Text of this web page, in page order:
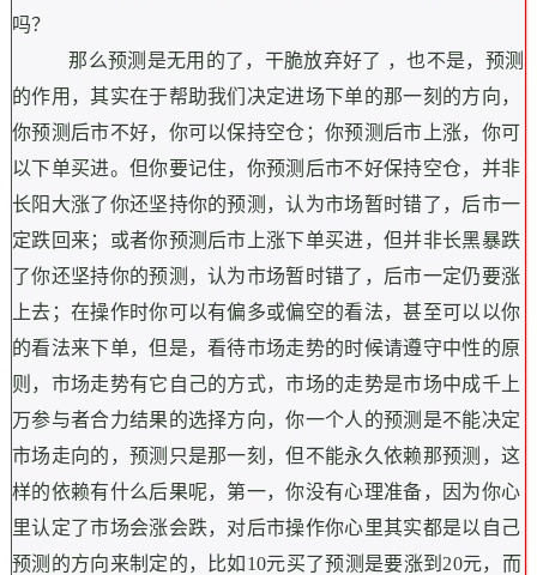
吗？
那么预测是无用的了，干脆放弃好了 ，也不是， 预测
的作用，其实在于帮助我们决定进场下单的那一刻的方向，
你预测后市不好，你可以保持空仓；你预测后市上涨，你可
以下单买进。 但你要记住， 你预测后市不好保持空仓，并非
长阳大涨了你还坚持你的预测，认为市场暂时错了，后市一
定跌回来；或者你预测后市上涨下单买进，但并非长黑暴跌
了你还坚持你的预测，认为市场暂时错了，后市一定仍要涨
上去；在操作时你可以有偏多或偏空的看法，甚至可以以你
的看法来下单，但是，看待市场走势的时候请遵守中性的原
则，市场走势有它自己的方式，市场的走势是市场中成千上
万参与者合力结果的选择方向，你一个人的预测是不能决定
市场走向的，预测只是那一刻，但不能永久依赖那预测， 这
样的依赖有什么后果呢，第一，你没有心理准备，因为你心
里认定了市场会涨会跌，对后市操作你心里其实都是以自己
预测的方向来制定的，比如10元买了预测是要涨到20元，而